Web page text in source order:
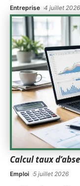
Entreprise 4 juillet 2026
Calcul taux
Emploi 5 juillet 2026